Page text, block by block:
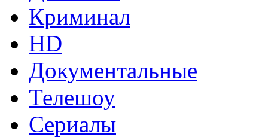
Криминал
HD
Документальные
Телешоу
Сериалы